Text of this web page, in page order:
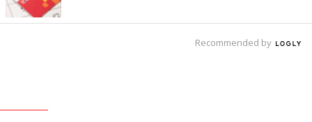
Recommended by